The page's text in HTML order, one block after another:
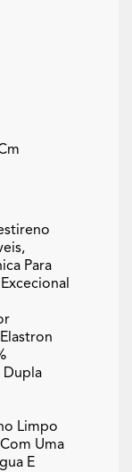
Para
Dupla
Limpo
Uma
E